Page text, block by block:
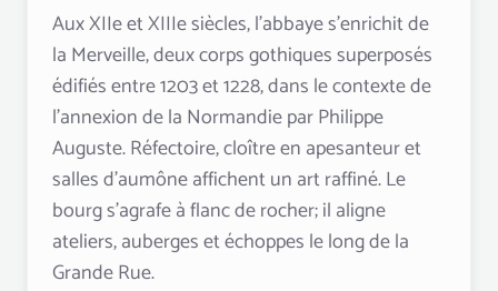
Aux XIIe et XIIIe siècles, l’abbaye s’enrichit de
la Merveille, deux corps gothiques superposés
édifiés entre 1203 et 1228, dans le contexte de
l’annexion de la Normandie par Philippe
Auguste. Réfectoire, cloître en apesanteur et
salles d’aumône affichent un art raffiné. Le
bourg s’agrafe à flanc de rocher; il aligne
ateliers, auberges et échoppes le long de la
Grande Rue.